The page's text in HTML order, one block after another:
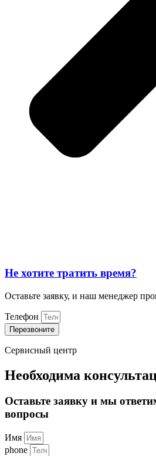
Не хотите тратить время?
Оставьте заявку, и наш менеджер
Телефон
Перезвоните
Сервисный центр
Необходима
Оставьте заявку и мы
вопросы
Имя
phone